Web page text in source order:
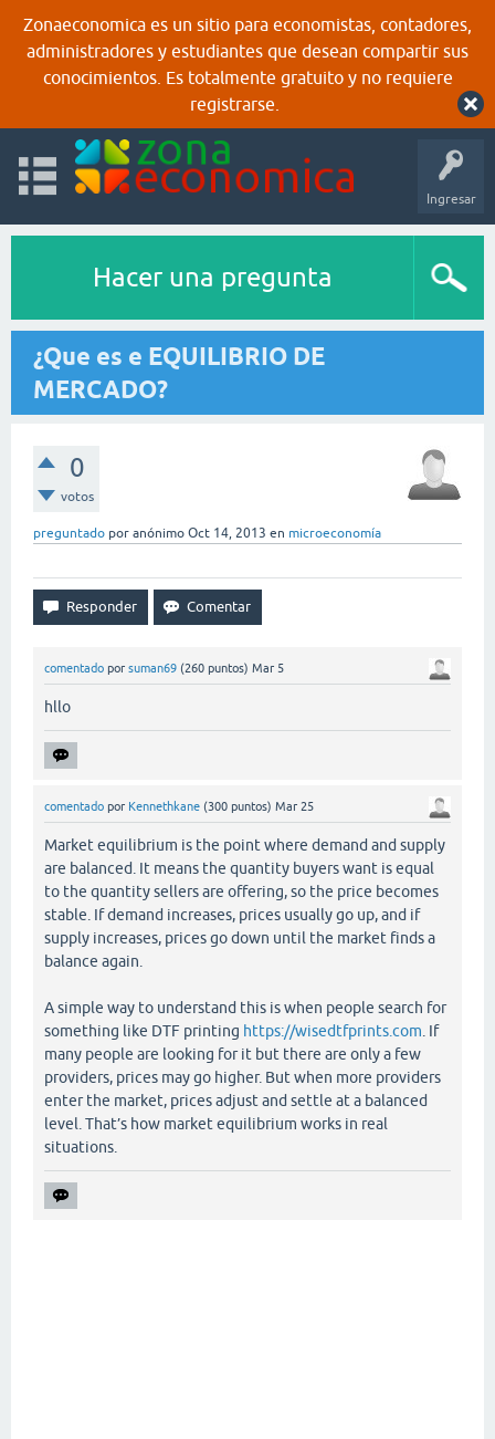
Zonaeconomica es un sitio para economistas, contadores,
administradores y estudiantes que desean compartir sus
conocimientos. Es totalmente gratuito y no requiere
registrarse.
Ingresar
Hacer una pregunta
¿Que es e EQUILIBRIO DE
MERCADO?
0
votos
preguntado por anónimo Oct 14, 2013 en microeconomía
comentado por suman69 (260 puntos) Mar 5
hllo
comentado por Kennethkane (300 puntos) Mar 25
Market equilibrium is the point where demand and supply
are balanced. It means the quantity buyers want is equal
to the quantity sellers are offering, so the price becomes
stable. If demand increases, prices usually go up, and if
supply increases, prices go down until the market finds a
balance again.
A simple way to understand this is when people search for
something like DTF printing https://wisedtfprints.com. If
many people are looking for it but there are only a few
providers, prices may go higher. But when more providers
enter the market, prices adjust and settle at a balanced
level. That’s how market equilibrium works in real
situations.